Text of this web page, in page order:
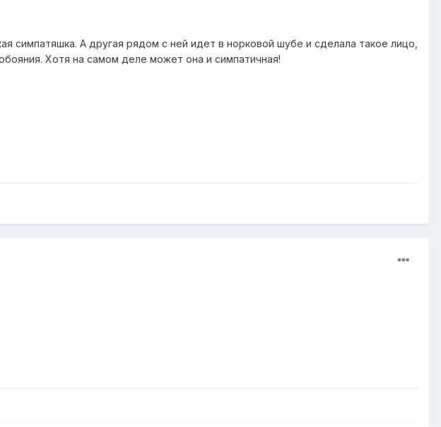
симпатяшка. А другая рядом с ней идет в норковой шубе и сделала такое лицо,
Хотя на самом деле может она и симпатичная!